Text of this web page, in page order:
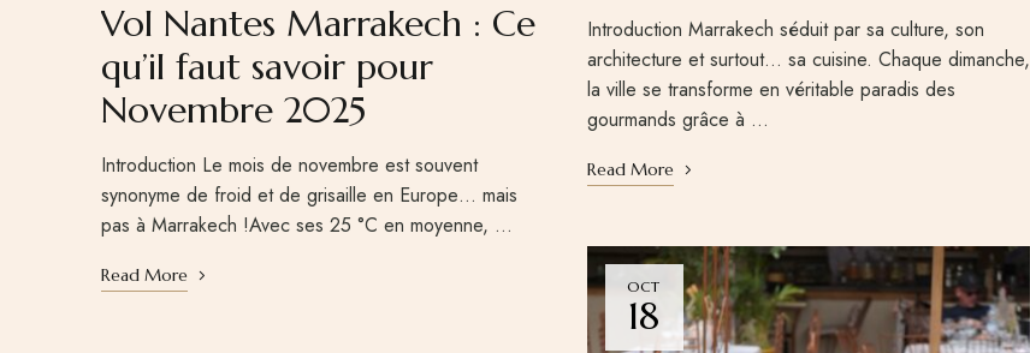
Vol Nantes Marrakech : Ce
qu’il faut savoir pour
Novembre 2025
Introduction Le mois de novembre est souvent
synonyme de froid et de grisaille en Europe… mais
pas à Marrakech !Avec ses 25 °C en moyenne, …
Read More
Introduction Marrakech séduit par sa culture, son
architecture et surtout… sa cuisine. Chaque dimanche,
la ville se transforme en véritable paradis des
gourmands grâce à …
Read More
OCT
18